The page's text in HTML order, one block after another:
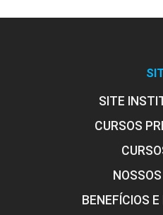
SITE
CURSOS
BENEFÍCIOS